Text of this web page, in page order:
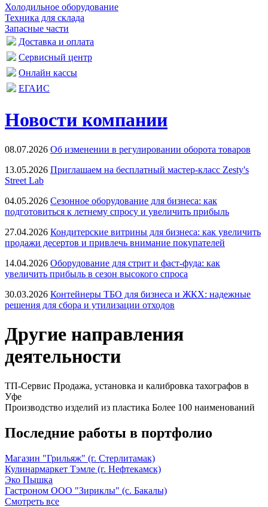
Холодильное оборудование
Техника для склада
Запасные части
Доставка и оплата
Сервисный центр
Онлайн кассы
ЕГАИС
Новости компании
08.07.2026 Об изменении в регулировании оборота товаров
13.05.2026 Приглашаем на бесплатный мастер-класс Zesty's
Street Lab
04.05.2026 Сезонное оборудование для бизнеса: как
подготовиться к летнему спросу и увеличить прибыль
27.04.2026 Кондитерские витрины для бизнеса: как увеличить
продажи десертов и привлечь внимание покупателей
14.04.2026 Оборудование для стрит и фаст-фуда: как
увеличить прибыль в сезон высокого спроса
30.03.2026 Контейнеры ТБО для бизнеса и ЖКХ: надежные
решения для сбора и утилизации отходов
Другие направления
деятельности
ТП-Сервис Продажа, установка и калибровка тахографов в
Уфе
Производство изделий из пластика Более 100 наименований
Последние работы в портфолио
Магазин "Грильяж" (г. Стерлитамак)
Кулинармаркет Тэмле (г. Нефтекамск)
Эко Пышка
Гастроном ООО "Зириклы" (с. Бакалы)
Смотреть все